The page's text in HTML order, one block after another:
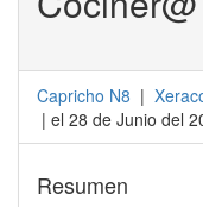
Capricho N8 |
| el 28 de Junio del
Resumen